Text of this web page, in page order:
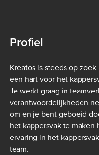
Profiel
Kreatos is steeds op
een hart voor het
Je werkt graag in
verantwoordelijkheden
om en je bent geboeid
het kappersvak te
ervaring in het
team.